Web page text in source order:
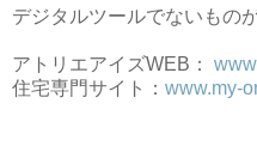
デジタルツールでないもの
アトリエアイズWEB：
住宅専門サイト： www.my-